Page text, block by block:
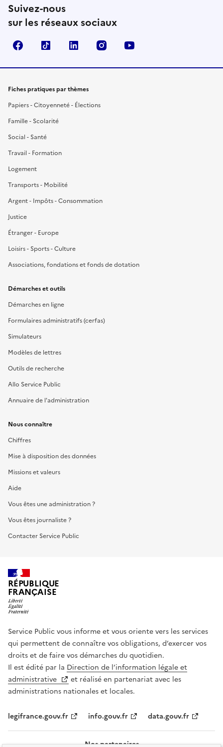
Suivez-nous
sur les réseaux sociaux
FacebookTikTok LinkedIn Instagram
Fiches pratiques par thèmes
Papiers - Citoyenneté - Élections
Famille - Scolarité
Social - Santé
Travail - Formation
Logement
Transports - Mobilité
Argent - Impôts - Consommation
Justice
Étranger - Europe
Loisirs - Sports - Culture
Associations, fondations et fonds de dotation
Démarches et outils
Démarches en ligne
Formulaires administratifs (cerfas)
Simulateurs
Modèles de lettres
Outils de recherche
Allo Service Public
Annuaire de l'administration
Nous connaître
Chiffres
Mise à disposition des données
Missions et valeurs
Aide
Vous êtes une administration ?
Vous êtes journaliste ?
Contacter Service Public
RÉPUBLIQUE
FRANÇAISE
Service Public vous informe et vous oriente vers les services
qui permettent de connaître vos obligations, d’exercer vos
droits et de faire vos démarches du quotidien.
Il est édité par la Direction de l’information légale et
administrative
et réalisé en partenariat avec les
administrations nationales et locales.
legifrance.gouv.fr info.gouv.fr data.gouv.fr
Nos partenaires